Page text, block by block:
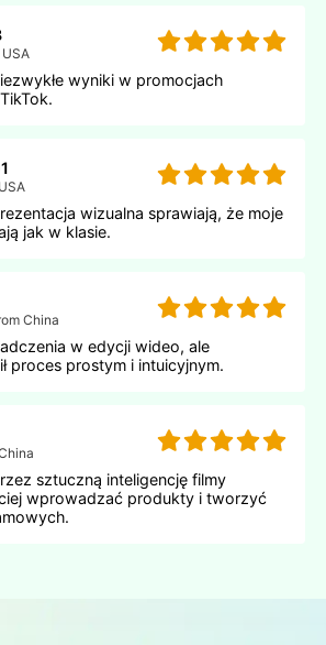
wyniki w promocjach
wizualna sprawiają, że moje
jak w klasie.
China
w edycji wideo, ale
proces prostym i intuicyjnym.
sztuczną inteligencję filmy
wprowadzać produkty i tworzyć